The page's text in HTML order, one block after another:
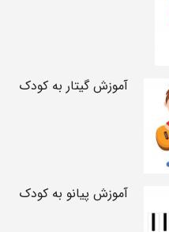
آموزش گیتار به کودک
آموزش پیانو به کودک